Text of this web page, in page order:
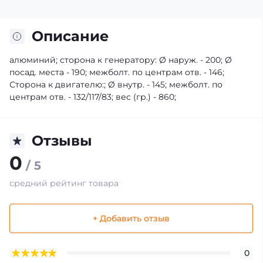
Описание
алюминий; сторона к генератору: Ø наруж. - 200; Ø
посад. места - 190; межболт. по центрам отв. - 146;
Сторона к двигателю:; Ø внутр. - 145; межболт. по
центрам отв. - 132/117/83; вес (гр.) - 860;
Отзывы
0 / 5
средний рейтинг товара
+ Добавить отзыв
0